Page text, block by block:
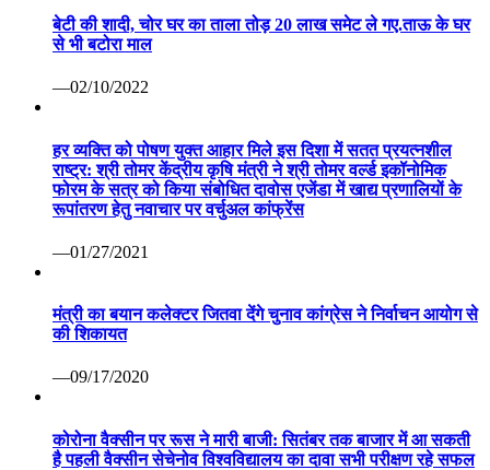
बेटी की शादी, चोर घर का ताला तोड़ 20 लाख समेट ले गए.ताऊ के घर
से भी बटोरा माल
—02/10/2022
हर व्यक्ति को पोषण युक्त आहार मिले इस दिशा में सतत प्रयत्नशील
राष्ट्र: श्री तोमर केंद्रीय कृषि मंत्री ने श्री तोमर वर्ल्ड इकॉनोमिक
फोरम के सत्र को किया संबोधित दावोस एजेंडा में खाद्य प्रणालियों के
रूपांतरण हेतु नवाचार पर वर्चुअल कांफ्रेंस
—01/27/2021
मंत्री का बयान कलेक्टर जितवा देंगे चुनाव कांग्रेस ने निर्वाचन आयोग से
की शिकायत
—09/17/2020
कोरोना वैक्सीन पर रूस ने मारी बाजी: सितंबर तक बाजार में आ सकती
है पहली वैक्सीन सेचेनोव विश्वविद्यालय का दावा सभी परीक्षण रहे सफल